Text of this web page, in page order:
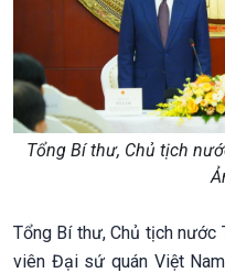
Tổng Bí thư, Chủ tịch
Tổng Bí thư, Chủ tịch nước
viên Đại sứ quán Việt